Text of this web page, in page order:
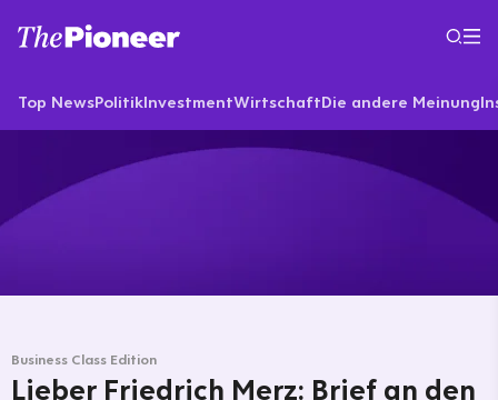
Top NewsPolitikInvestmentWirtschaftDie andere Meinung
Business Class Edition
Lieber Friedrich Merz: Brief an den